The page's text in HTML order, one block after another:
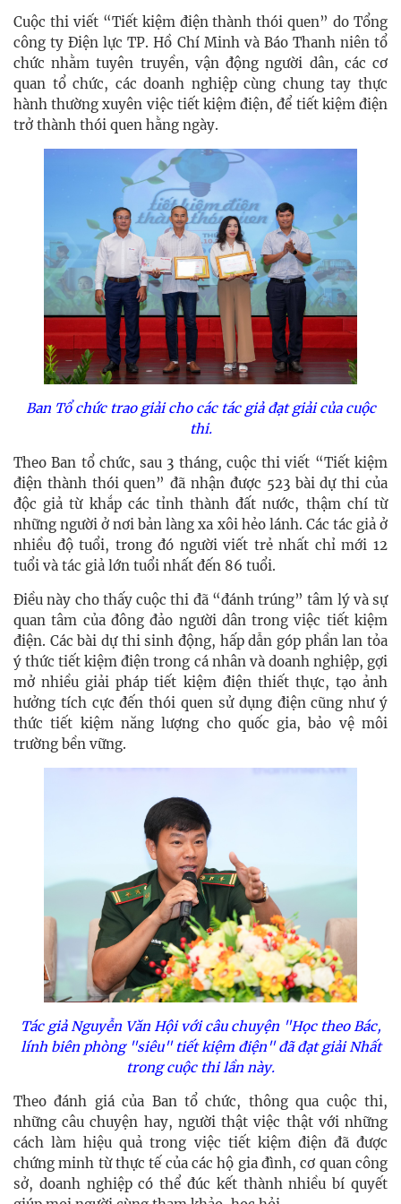
Cuộc thi viết “Tiết kiệm điện thành thói quen” do Tổng
công ty Điện lực TP. Hồ Chí Minh và Báo Thanh niên tổ
chức nhằm tuyên truyền, vận động người dân, các cơ
quan tổ chức, các doanh nghiệp cùng chung tay thực
hành thường xuyên việc tiết kiệm điện, để tiết kiệm điện
trở thành thói quen hằng ngày.
Ban Tổ chức trao giải cho các tác giả đạt giải của cuộc
thi.
Theo Ban tổ chức, sau 3 tháng, cuộc thi viết “Tiết kiệm
điện thành thói quen” đã nhận được 523 bài dự thi của
độc giả từ khắp các tỉnh thành đất nước, thậm chí từ
những người ở nơi bản làng xa xôi hẻo lánh. Các tác giả ở
nhiều độ tuổi, trong đó người viết trẻ nhất chỉ mới 12
tuổi và tác giả lớn tuổi nhất đến 86 tuổi.
Điều này cho thấy cuộc thi đã “đánh trúng” tâm lý và sự
quan tâm của đông đảo người dân trong việc tiết kiệm
điện. Các bài dự thi sinh động, hấp dẫn góp phần lan tỏa
ý thức tiết kiệm điện trong cá nhân và doanh nghiệp, gợi
mở nhiều giải pháp tiết kiệm điện thiết thực, tạo ảnh
hưởng tích cực đến thói quen sử dụng điện cũng như ý
thức tiết kiệm năng lượng cho quốc gia, bảo vệ môi
trường bền vững.
Tác giả Nguyễn Văn Hội với câu chuyện "Học theo Bác,
lính biên phòng "siêu" tiết kiệm điện" đã đạt giải Nhất
trong cuộc thi lần này.
Theo đánh giá của Ban tổ chức, thông qua cuộc thi,
những câu chuyện hay, người thật việc thật với những
cách làm hiệu quả trong việc tiết kiệm điện đã được
chứng minh từ thực tế của các hộ gia đình, cơ quan công
sở, doanh nghiệp có thể đúc kết thành nhiều bí quyết